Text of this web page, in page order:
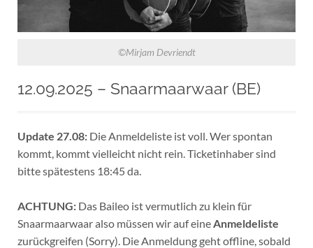
©Mirjam Devriendt
12.09.2025 – Snaarmaarwaar (BE)
Update 27.08: Die Anmeldeliste ist voll. Wer spontan
kommt, kommt vielleicht nicht rein. Ticketinhaber sind
bitte spätestens 18:45 da.
ACHTUNG:Das Baileo ist vermutlich zu klein für
Snaarmaarwaar also müssen wir auf eineAnmeldeliste
zurückgreifen (Sorry). Die Anmeldung geht offline, sobald